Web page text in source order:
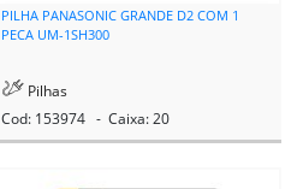
PILHA PANASONIC GRANDE D2 COM 1
PECA UM-1SH300
Pilhas
Cod: 153974 - Caixa: 20